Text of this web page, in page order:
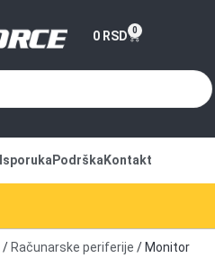
0 RSD 0
Isporuka Podrška Kontakt
/ Računarske periferije / Monitor